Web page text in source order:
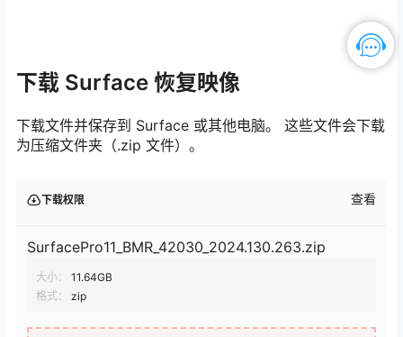
下载 Surface 恢复映像
下载文件并保存到 Surface 或其他电脑。 这些文件会下载
为压缩文件夹（.zip 文件）。
下载权限 查看
SurfacePro11_BMR_42030_2024.130.263.zip
大小：
11.64GB
格式：
zip